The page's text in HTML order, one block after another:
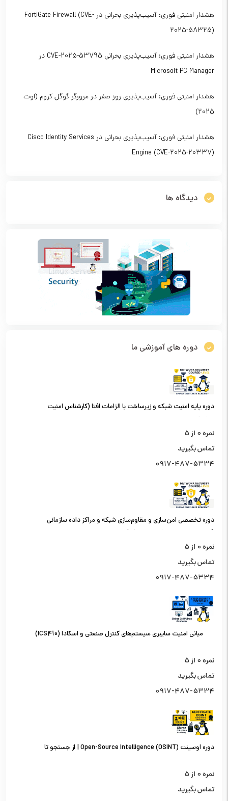
هشدار امنیتی فوری: آسیب‌پذیری بحرانی در FortiGate Firewall (CVE-
2025-58325)
هشدار امنیتی فوری: آسیب‌پذیری بحرانی CVE-2025-53795 در
Microsoft PC Manager
هشدار امنیتی فوری: آسیب‌پذیری روز صفر در مرورگر گوگل کروم (اوت
2025)
هشدار امنیتی فوری: آسیب‌پذیری بحرانی در Cisco Identity Services
Engine (CVE-2025-20337)
دیدگاه ها
دوره های آموزشی ما
دوره پایه امنیت شبکه و زیرساخت با الزامات افتا (کارشناس امنیت
نمره0 از 5
تماس بگیرید
0917-487-5334
دوره تخصصی امن‌سازی و مقاوم‌سازی شبکه و مراکز داده سازمانی
نمره0 از 5
تماس بگیرید
0917-487-5334
مبانی امنیت سایبری سیستم‌های کنترل صنعتی و اسکادا (ICS410)
نمره0 از 5
تماس بگیرید
0917-487-5334
دوره اوسینت (OSINT) Open-Source Intelligence | از جستجو تا
نمره0 از 5
تماس بگیرید